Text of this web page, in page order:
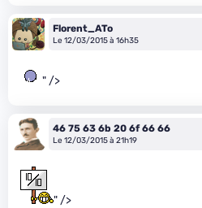
Florent_ATo
Le 12/03/2015 à 16h35
" />
46 75 63 6b 20 6f 66 66
Le 12/03/2015 à 21h19
" />